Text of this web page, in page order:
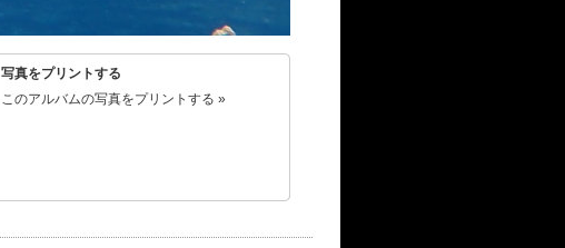
写真をプリントする
このアルバムの写真をプリントする »